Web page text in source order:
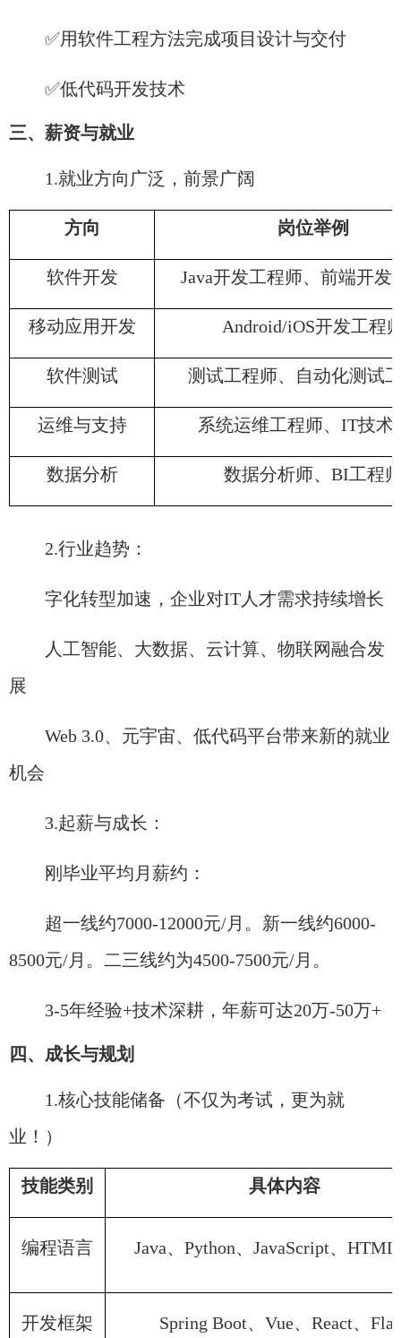
✅用软件工程方法完成项目设计与交付
✅低代码开发技术
三、薪资与就业
1.就业方向广泛，前景广阔
方向 岗位举例
软件开发​ Java开发工程师、前端开发
移动应用开发​ Android/iOS开发工程
软件测试 测试工程师、自动化测试
运维与支持​ 系统运维工程师、IT技术
数据分析​ 数据分析师、BI工程
2.行业趋势：​
字化转型加速，企业对IT人才需求持续增长
人工智能、大数据、云计算、物联网融合发
展
Web 3.0、元宇宙、低代码平台带来新的就业
机会
3.起薪与成长：​
刚毕业平均月薪约：
超一线约7000-12000元/月。新一线约6000-
8500元/月。二三线约为4500-7500元/月。
3-5年经验+技术深耕，年薪可达20万-50万+
四、成长与规划
1.核心技能储备（不仅为考试，更为就
业！）
技能类别 具体内容
编程语言 Java、Python、JavaScript、
开发框架 Spring Boot、Vue、React、